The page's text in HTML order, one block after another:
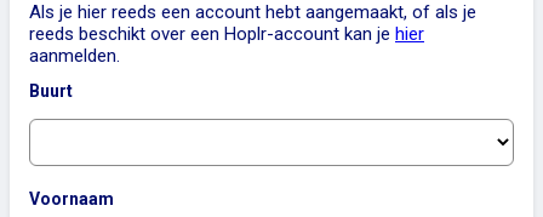
Als je hier reeds een account hebt aangemaakt, of als je
reeds beschikt over een Hoplr-account kan je hier
aanmelden.
Buurt
Voornaam